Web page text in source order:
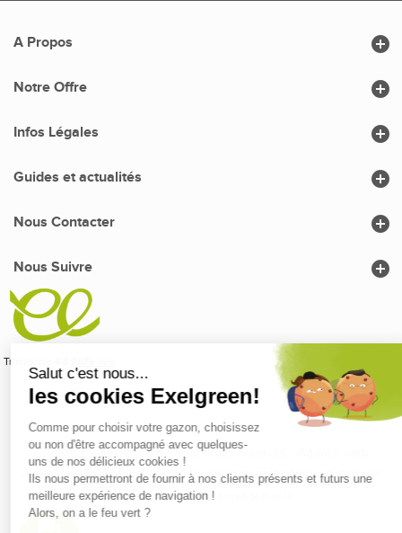
A Propos 
Notre Offre 
Nous Contacter 
Nous Suivre 
Infos Légales 
Guides et actualités 
© 2026 Exelgreen.com - Tous droits réservés -
Le gazon synthétique, devenu un produit de décoration très tendance, est utilisé pour
couvrir des balcons, des terrasses, agrémenter une aire de jeu, des terre-pleins,
décorer un massif ou une entrée de maison.